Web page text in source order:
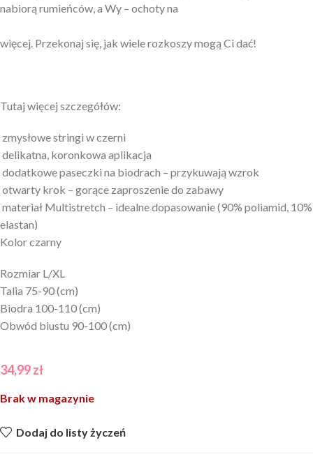
nabiorą rumieńców, a Wy – ochoty na
więcej. Przekonaj się, jak wiele rozkoszy mogą Ci dać!
Tutaj więcej szczegółów:
zmysłowe stringi w czerni
delikatna, koronkowa aplikacja
dodatkowe paseczki na biodrach – przykuwają wzrok
otwarty krok – gorące zaproszenie do zabawy
materiał Multistretch – idealne dopasowanie (90% poliamid, 10%
elastan)
Kolor czarny
Rozmiar L/XL
Talia 75-90 (cm)
Biodra 100-110 (cm)
Obwód biustu 90-100 (cm)
34,99zł
Brak w magazynie
Dodaj do listy życzeń